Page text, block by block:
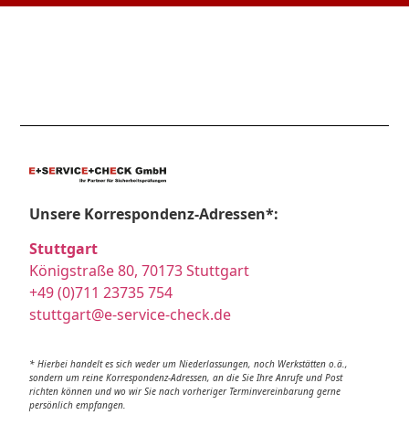
Unsere Korrespondenz-Adressen*:
Stuttgart
Königstraße 80, 70173 Stuttgart
+49 (0)711 23735 754
stuttgart@e-service-check.de
* Hierbei handelt es sich weder um Niederlassungen, noch Werkstätten o.ä.,
sondern um reine Korrespondenz-Adressen, an die Sie Ihre Anrufe und Post
richten können und wo wir Sie nach vorheriger Terminvereinbarung gerne
persönlich empfangen.